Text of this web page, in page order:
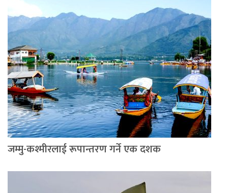
जम्मु-कश्मीरलाई रूपान्तरण गर्ने एक दशक